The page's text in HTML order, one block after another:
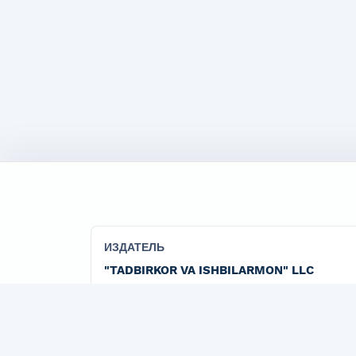
ИЗДАТЕЛЬ
"TADBIRKOR VA ISHBILARMON" LLC